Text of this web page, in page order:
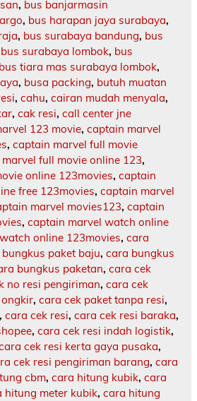
, bus banjarmasin
, bus harapan jaya surabaya,
, bus surabaya bandung, bus
bus surabaya lombok, bus
bus tiara mas surabaya lombok,
, busa packing, butuh muatan
, cahu, cairan mudah menyala,
, cak resi, call center jne
123 movie, captain marvel
, captain marvel full movie
full movie online 123,
online 123movies, captain
free 123movies, captain marvel
marvel movies123, captain
, captain marvel watch online
online 123movies, cara
paket baju, cara bungkus
bungkus paketan, cara cek
no resi pengiriman, cara cek
, cara cek paket tanpa resi,
, cara cek resi, cara cek resi baraka,
, cara cek resi indah logistik,
cek resi kerta gaya pusaka,
cek resi pengiriman barang, cara
cbm, cara hitung kubik, cara
hitung meter kubik, cara hitung